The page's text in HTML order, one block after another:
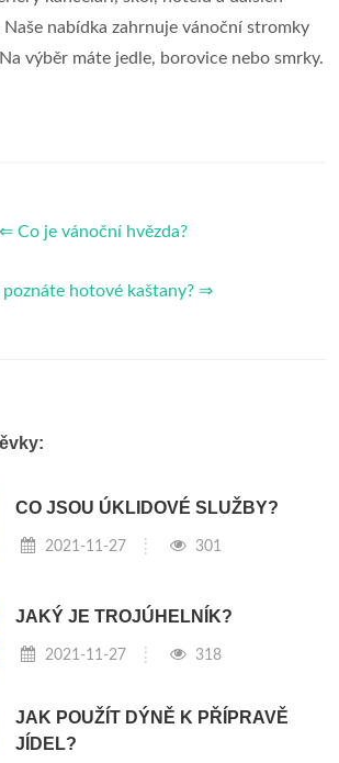
nabídka zahrnuje vánoční stromky
výběr máte jedle, borovice nebo smrky.
⇐ Co je vánoční hvězda?
poznáte hotové kaštany? ⇒
CO JSOU ÚKLIDOVÉ SLUŽBY?
2021-11-27 301
JAKÝ JE TROJÚHELNÍK?
2021-11-27 318
JAK POUŽÍT DÝNĚ K PŘÍPRAVĚ
JÍDEL?